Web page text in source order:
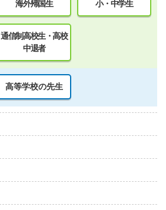
海外帰国生 小・中学生
通信制高校生・高校
中退者
高等学校の先生